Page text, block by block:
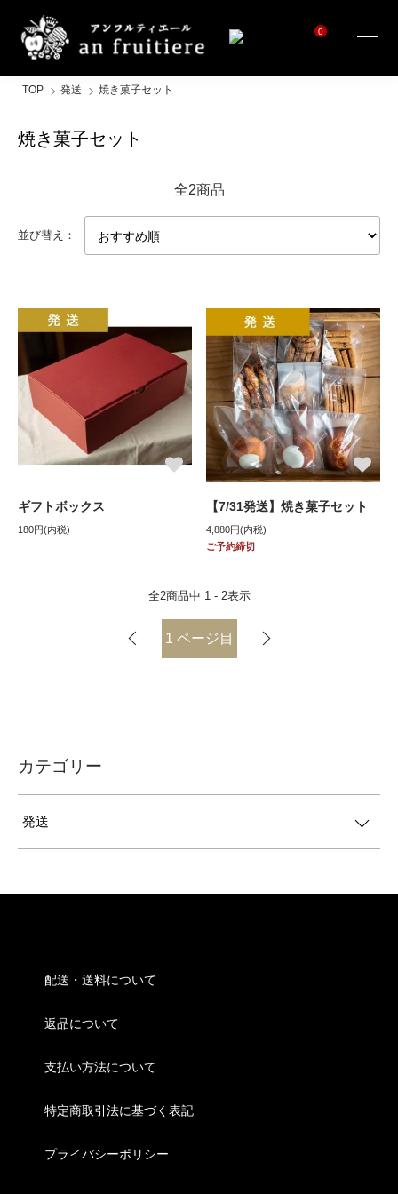
0
TOP 発送 焼き菓子セット
焼き菓子セット
全2商品
並び替え：
ギフトボックス
180円(内税)
【7/31発送】焼き菓子セット
4,880円(内税)
ご予約締切
全2商品中 1 - 2表示
1 ページ目
カテゴリー
発送
配送・送料について
返品について
支払い方法について
特定商取引法に基づく表記
プライバシーポリシー